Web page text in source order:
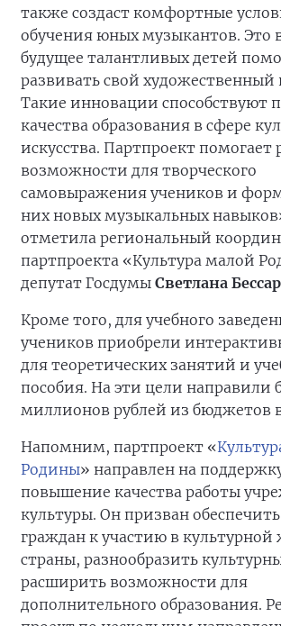
также создаст комфортные
обучения юных музыкантов. Это
будущее талантливых детей
развивать свой художественный
Такие инновации способствуют
качества образования в сфере
искусства. Партпроект помогает
возможности для творческого
самовыражения учеников и
них новых музыкальных
отметила региональный
партпроекта «Культура малой
депутат Госдумы Светлана
Кроме того, для учебного
учеников приобрели
для теоретических занятий и
пособия. На эти цели направили
миллионов рублей из бюджетов
Напомним, партпроект «
Родины» направлен на
повышение качества работы
культуры. Он призван обеспечить
граждан к участию в
страны, разнообразить
расширить возможности для
дополнительного образования.